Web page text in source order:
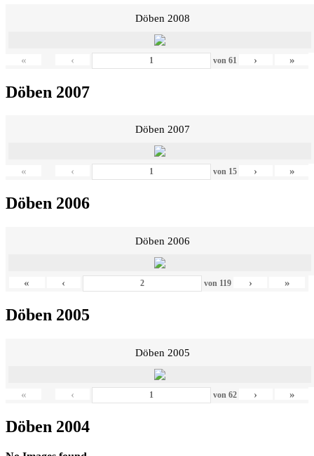
Döben 2008
« ‹ von 61 › »
Döben 2007
Döben 2007
« ‹ von 15 › »
Döben 2006
Döben 2006
« ‹ von 119 › »
Döben 2005
Döben 2005
« ‹ von 62 › »
Döben 2004